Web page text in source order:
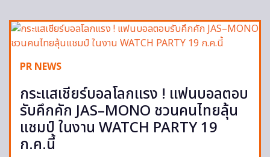
PR NEWS
กระแสเชียร์บอลโลกแรง ! แฟนบอลตอบ
รับคึกคัก JAS–MONO ชวนคนไทยลุ้น
แชมป์ ในงาน WATCH PARTY 19
ก.ค.นี้